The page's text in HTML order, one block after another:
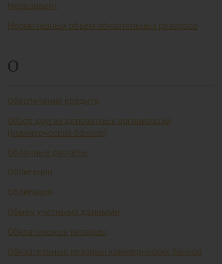
Нерезидент
Нормативный объем обязательных резервов
О
Обеспечение кредита
Обзор других депозитных организаций
(коммерческих банков)
Облачные расчёты
Облигации
Облигация
Обмен учетными данными
Обязательные резервы
Обязательные резервы коммерческих банков